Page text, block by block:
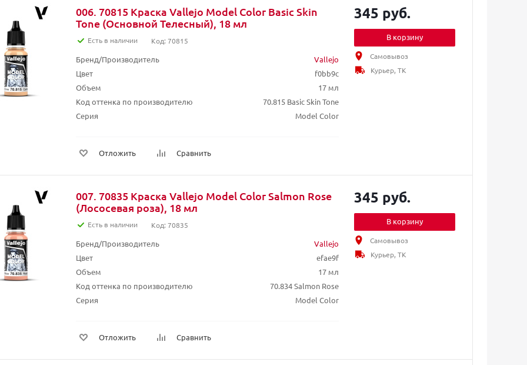
006. 70815 Краска Vallejo Model Color Basic Skin
Tone (Основной Телесный), 18 мл
Есть в наличии Код: 70815
Бренд/Производитель
Vallejo
Цвет
f0bb9c
Объем
17 мл
Код оттенка по производителю
70.815 Basic Skin Tone
Серия
Model Color
Отложить Сравнить
345 руб.
В корзину
Самовывоз
Курьер, ТК
007. 70835 Краска Vallejo Model Color Salmon Rose
(Лососевая роза), 18 мл
Есть в наличии Код: 70835
Бренд/Производитель
Vallejo
Цвет
efae9f
Объем
17 мл
Код оттенка по производителю
70.834 Salmon Rose
Серия
Model Color
Отложить Сравнить
345 руб.
В корзину
Самовывоз
Курьер, ТК